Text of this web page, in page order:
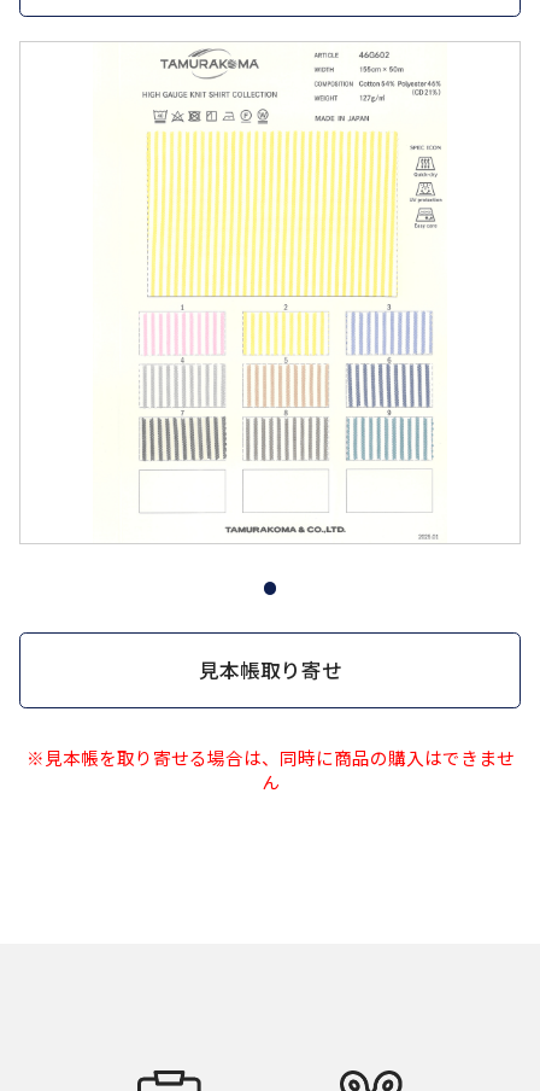
見本帳取り寄せ
※見本帳を取り寄せる場合は、同時に商品の購入はできませ
ん